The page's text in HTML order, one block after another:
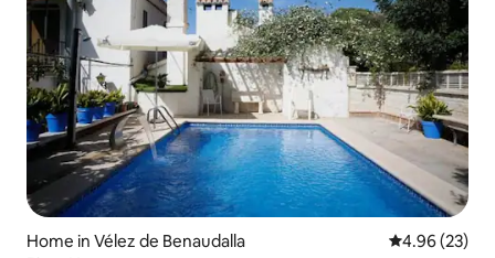
Home in Vélez de Benaudalla 4.96 out of 5
4.96 (23)